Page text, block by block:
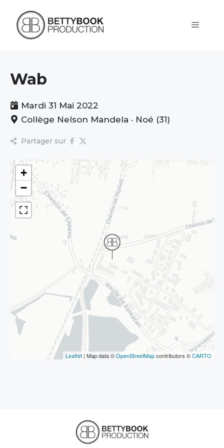
contenu
Wab
Mardi 31 Mai 2022
Collège Nelson Mandela · Noé (31)
Partager sur
+
−
Leaflet | Map data ©OpenStreetMapcontributors ©CARTO